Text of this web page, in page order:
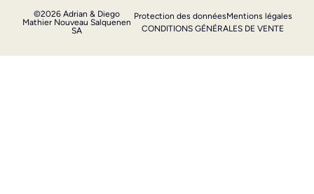
©2026 Adrian & Diego
Mathier Nouveau Salquenen
SA
Protection des donnéesMentions légales
CONDITIONS GÉNÉRALES DE VENTE